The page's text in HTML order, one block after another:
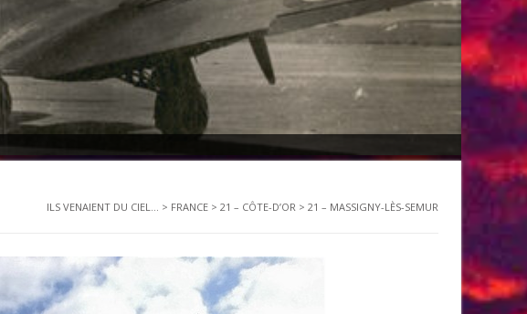
ILS VENAIENT DU CIEL... > FRANCE > 21 – CÔTE-D’OR > 21 – MASSIGNY-LÈS-SEMUR